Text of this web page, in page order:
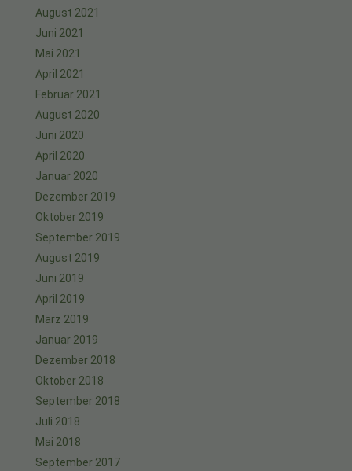
August 2021
Juni 2021
Mai 2021
April 2021
Februar 2021
August 2020
Juni 2020
April 2020
Januar 2020
Dezember 2019
Oktober 2019
September 2019
August 2019
Juni 2019
April 2019
März 2019
Januar 2019
Dezember 2018
Oktober 2018
September 2018
Juli 2018
Mai 2018
September 2017